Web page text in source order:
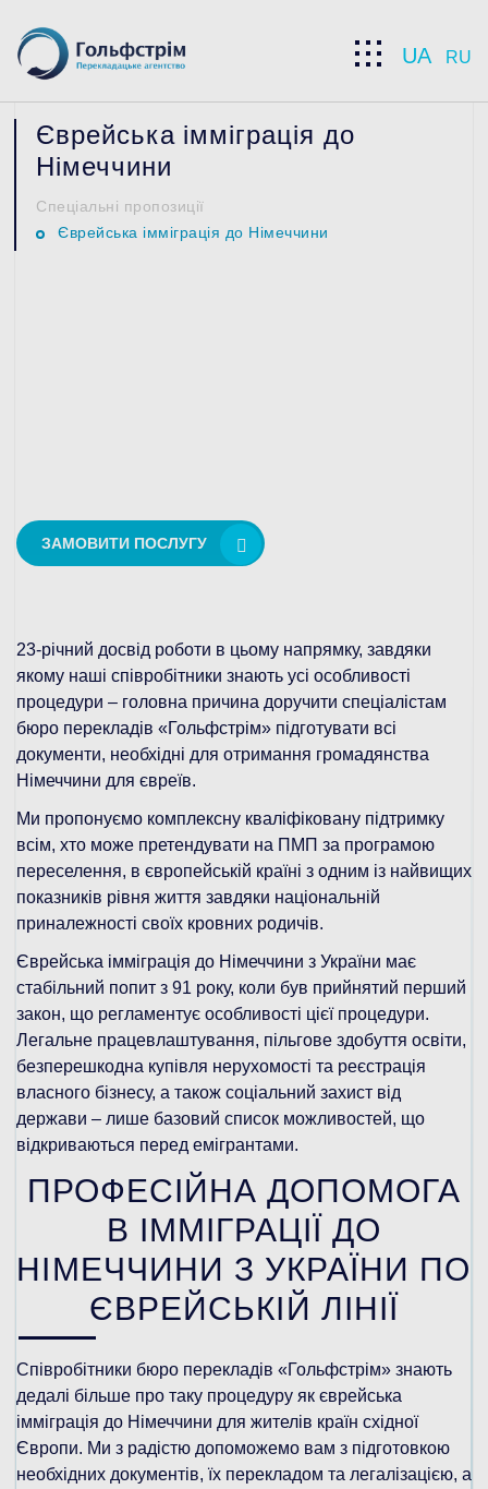
UA RU
Єврейська імміграція до
Німеччини
Спеціальні пропозиції
Єврейська імміграція до Німеччини
23-річний досвід роботи в цьому напрямку, завдяки
якому наші співробітники знають усі особливості
процедури – головна причина доручити спеціалістам
бюро перекладів «Гольфстрім» підготувати всі
документи, необхідні для отримання громадянства
Німеччини для євреїв.
Ми пропонуємо комплексну кваліфіковану підтримку
всім, хто може претендувати на ПМП за програмою
переселення, в європейській країні з одним із найвищих
показників рівня життя завдяки національній
приналежності своїх кровних родичів.
Єврейська імміграція до Німеччини з України має
стабільний попит з 91 року, коли був прийнятий перший
закон, що регламентує особливості цієї процедури.
Легальне працевлаштування, пільгове здобуття освіти,
безперешкодна купівля нерухомості та реєстрація
власного бізнесу, а також соціальний захист від
держави – лише базовий список можливостей, що
відкриваються перед емігрантами.
ПРОФЕСІЙНА ДОПОМОГА
В ІММІГРАЦІЇ ДО
НІМЕЧЧИНИ З УКРАЇНИ ПО
ЄВРЕЙСЬКІЙ ЛІНІЇ
Співробітники бюро перекладів «Гольфстрім» знають
дедалі більше про таку процедуру як єврейська
імміграція до Німеччини для жителів країн східної
Європи. Ми з радістю допоможемо вам з підготовкою
необхідних документів, їх перекладом та легалізацією, а
ЗАМОВИТИ ПОСЛУГУ
Отримайте знижку